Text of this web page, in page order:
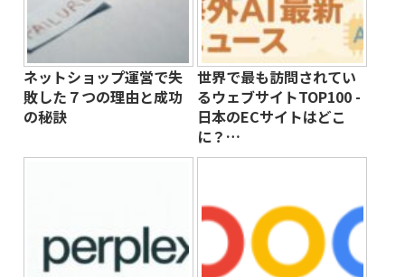
ネットショップ運営で失
敗した７つの理由と成功
の秘訣
世界で最も訪問されてい
るウェブサイトTOP100 -
日本のECサイトはどこ
に？…